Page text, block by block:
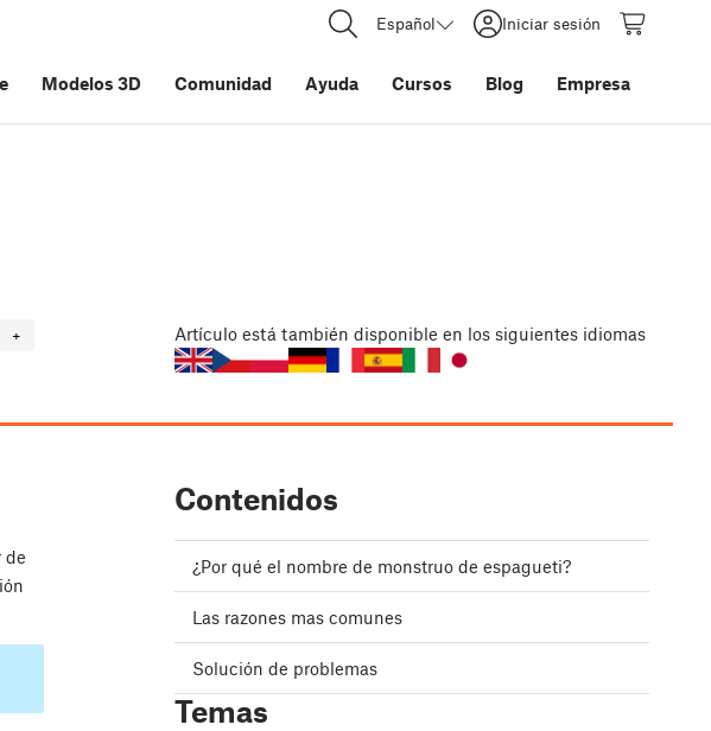
Español Iniciar sesión
Modelos 3D Comunidad Ayuda Cursos Blog Empresa
+ Artículo está también disponible en los siguientes idiomas
de
Contenidos
¿Por qué el nombre de monstruo de espagueti?
Las razones mas comunes
Solución de problemas
Temas